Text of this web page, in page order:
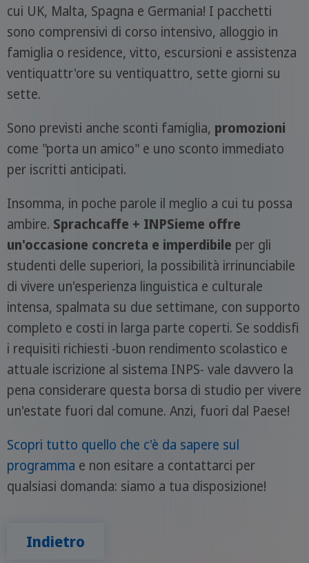
cui UK, Malta, Spagna e Germania! I pacchetti
sono comprensivi di corso intensivo, alloggio in
famiglia o residence, vitto, escursioni e assistenza
ventiquattr'ore su ventiquattro, sette giorni su
sette.
Sono previsti anche sconti famiglia, promozioni
come "porta un amico" e uno sconto immediato
per iscritti anticipati.
Insomma, in poche parole il meglio a cui tu possa
ambire. Sprachcaffe + INPSieme offre
un'occasione concreta e imperdibile per gli
studenti delle superiori, la possibilità irrinunciabile
di vivere un'esperienza linguistica e culturale
intensa, spalmata su due settimane, con supporto
completo e costi in larga parte coperti. Se soddisfi
i requisiti richiesti -buon rendimento scolastico e
attuale iscrizione al sistema INPS- vale davvero la
pena considerare questa borsa di studio per vivere
un'estate fuori dal comune. Anzi, fuori dal Paese!
Scopri tutto quello che c'è da sapere sul
programma e non esitare a contattarci per
qualsiasi domanda: siamo a tua disposizione!
Indietro